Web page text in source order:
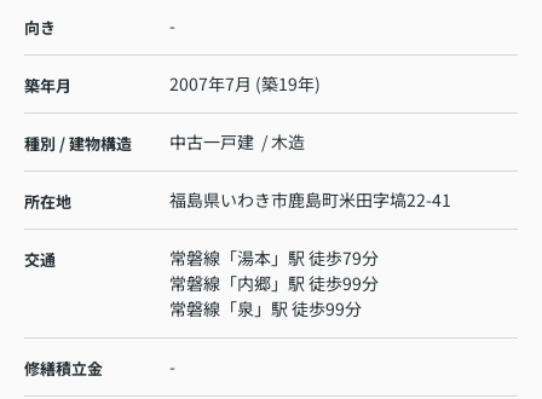
向き -
築年月 2007年7月 (築19年)
種別 / 建物構造 中古一戸建 / 木造
所在地 福島県いわき市鹿島町米田字塙22-41
交通 常磐線 「湯本」駅 徒歩79分
常磐線 「内郷」駅 徒歩99分
常磐線 「泉」駅 徒歩99分
修繕積立金 -